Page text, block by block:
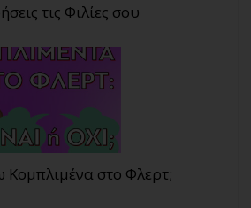
τις Φιλίες σου
στο Φλερτ;